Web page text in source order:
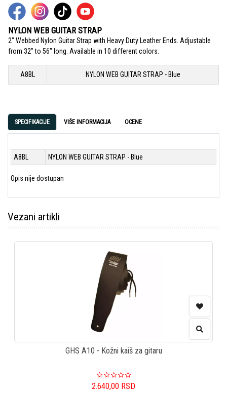
NYLON WEB GUITAR STRAP
2" Webbed Nylon Guitar Strap with Heavy Duty Leather Ends. Adjustable
from 32" to 56" long. Available in 10 different colors.
A8BL NYLON WEB GUITAR STRAP - Blue
SPECIFIKACIJE VIŠE INFORMACIJA OCENE
A8BL NYLON WEB GUITAR STRAP - Blue
Opis nije dostupan
Vezani artikli
GHS A10 - Kožni kaiš za gitaru
2.640,00 RSD